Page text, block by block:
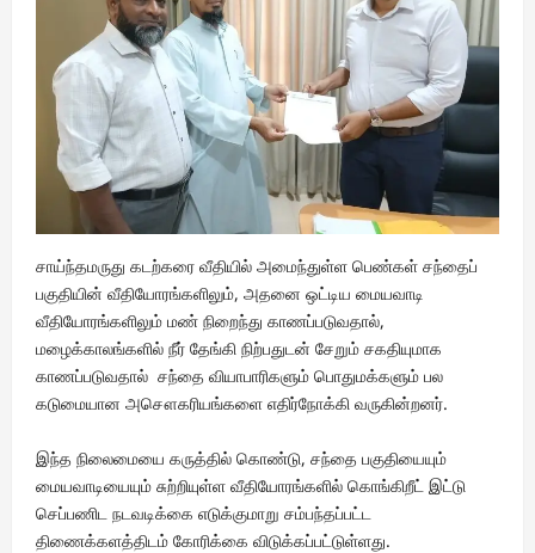
சாய்ந்தமருது கடற்கரை வீதியில் அமைந்துள்ள பெண்கள் சந்தைப்
பகுதியின் வீதியோரங்களிலும், அதனை ஒட்டிய மையவாடி
வீதியோரங்களிலும் மண் நிறைந்து காணப்படுவதால்,
மழைக்காலங்களில் நீர் தேங்கி நிற்பதுடன் சேறும் சகதியுமாக
காணப்படுவதால் சந்தை வியாபாரிகளும் பொதுமக்களும் பல
கடுமையான அசௌகரியங்களை எதிர்நோக்கி வருகின்றனர்.
இந்த நிலைமையை கருத்தில் கொண்டு, சந்தை பகுதியையும்
மையவாடியையும் சுற்றியுள்ள வீதியோரங்களில் கொங்கிறீட் இட்டு
செப்பணிட நடவடிக்கை எடுக்குமாறு சம்பந்தப்பட்ட
திணைக்களத்திடம் கோரிக்கை விடுக்கப்பட்டுள்ளது.